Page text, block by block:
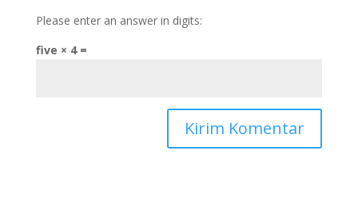
Please enter an answer in digits:
five × 4 =